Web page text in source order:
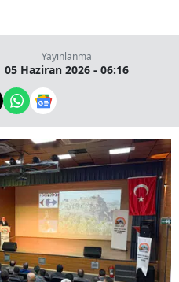
Yayınlanma
05 Haziran 2026 - 06:16